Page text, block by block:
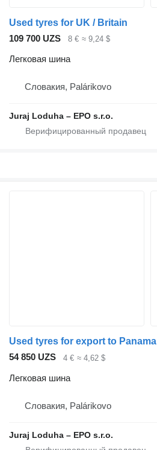
Used tyres for UK / Britain
109 700 UZS
8 € ≈ 9,24 $
Легковая шина
Словакия, Palárikovo
Juraj Loduha – EPO s.r.o.
Used tyres for export to Panama
54 850 UZS
4 € ≈ 4,62 $
Легковая шина
Словакия, Palárikovo
Juraj Loduha – EPO s.r.o.